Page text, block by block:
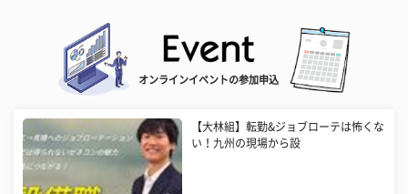
オンラインイベントの参加申込
【大林組】転勤&ジョブローテは怖くな
い！九州の現場から設